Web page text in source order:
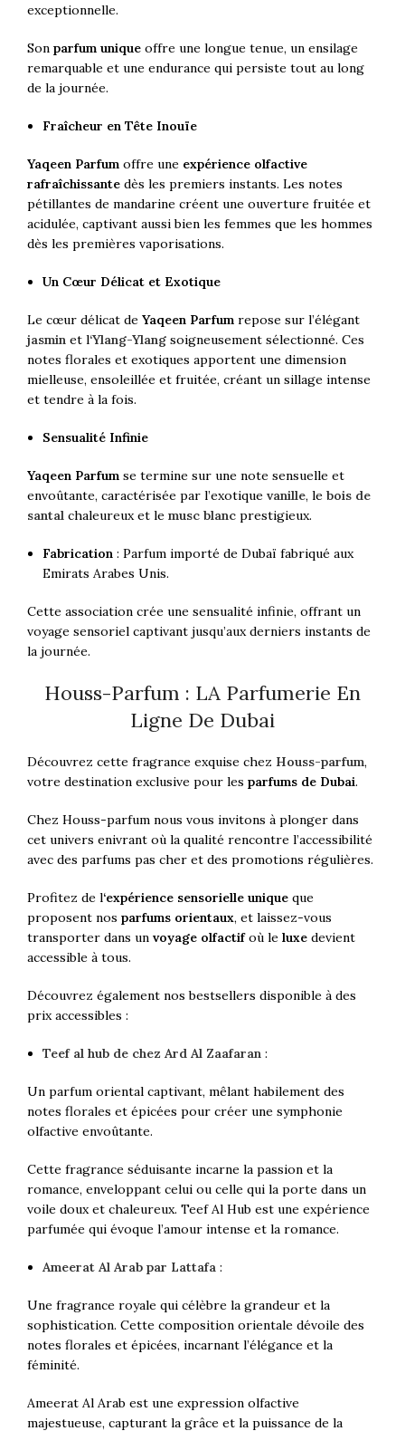
exceptionnelle.
Son parfum unique offre une longue tenue, un ensilage
remarquable et une endurance qui persiste tout au long
de la journée.
Fraîcheur en Tête Inouïe
Yaqeen Parfum offre une expérience olfactive
rafraîchissante dès les premiers instants. Les notes
pétillantes de mandarine créent une ouverture fruitée et
acidulée, captivant aussi bien les femmes que les hommes
dès les premières vaporisations.
Un Cœur Délicat et Exotique
Le cœur délicat de Yaqeen Parfum repose sur l’élégant
jasmin et l‘Ylang-Ylang soigneusement sélectionné. Ces
notes florales et exotiques apportent une dimension
mielleuse, ensoleillée et fruitée, créant un sillage intense
et tendre à la fois.
Sensualité Infinie
Yaqeen Parfum se termine sur une note sensuelle et
envoûtante, caractérisée par l’exotique vanille, le bois de
santal chaleureux et le musc blanc prestigieux.
Fabrication : Parfum importé de Dubaï fabriqué aux
Emirats Arabes Unis.
Cette association crée une sensualité infinie, offrant un
voyage sensoriel captivant jusqu’aux derniers instants de
la journée.
Houss-Parfum : LA Parfumerie En
Ligne De Dubai
Découvrez cette fragrance exquise chez Houss-parfum,
votre destination exclusive pour les parfums de Dubai.
Chez Houss-parfum nous vous invitons à plonger dans
cet univers enivrant où la qualité rencontre l’accessibilité
avec des parfums pas cher et des promotions régulières.
Profitez de l‘expérience sensorielle unique que
proposent nos parfums orientaux, et laissez-vous
transporter dans un voyage olfactifoù le luxe devient
accessible à tous.
Découvrez également nos bestsellers disponible à des
prix accessibles :
Teef al hub de chez Ard Al Zaafaran :
Un parfum oriental captivant, mêlant habilement des
notes florales et épicées pour créer une symphonie
olfactive envoûtante.
Cette fragrance séduisante incarne la passion et la
romance, enveloppant celui ou celle qui la porte dans un
voile doux et chaleureux. Teef Al Hub est une expérience
parfumée qui évoque l’amour intense et la romance.
Ameerat Al Arab par Lattafa :
Une fragrance royale qui célèbre la grandeur et la
sophistication. Cette composition orientale dévoile des
notes florales et épicées, incarnant l’élégance et la
féminité.
Ameerat Al Arab est une expression olfactive
majestueuse, capturant la grâce et la puissance de la